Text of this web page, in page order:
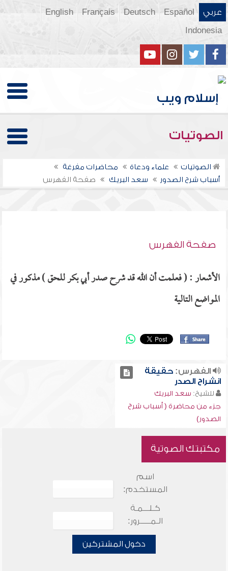
عربي Español
Deutsch
Français
English
Indonesia
الصوتيات
الصوتيات علماء ودعاة
محاضرات مفرغة
أسباب شرح الصدور
سعد البريك صفحة الفهرس
صفحة الفهرس
الأشعار : ( فعلمت أن الله قد شرح صدر أبي بكر للحق ) مذكور في
المواضع التالية
الفهرس:حقيقة
انشراح الصدر
للشيخ: سعد البريك
جزء من محاضرة ( أسباب شرح
الصدور)
مكتبتك الصوتية
اسم
المستخدم:
كـلـــمـة
الـمـــــرور:
دخول المشتركين